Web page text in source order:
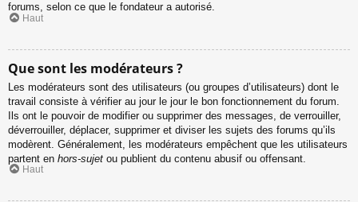
forums, selon ce que le fondateur a autorisé.
Haut
Que sont les modérateurs ?
Les modérateurs sont des utilisateurs (ou groupes d’utilisateurs) dont le
travail consiste à vérifier au jour le jour le bon fonctionnement du forum.
Ils ont le pouvoir de modifier ou supprimer des messages, de verrouiller,
déverrouiller, déplacer, supprimer et diviser les sujets des forums qu’ils
modèrent. Généralement, les modérateurs empêchent que les utilisateurs
partent en hors-sujet ou publient du contenu abusif ou offensant.
Haut